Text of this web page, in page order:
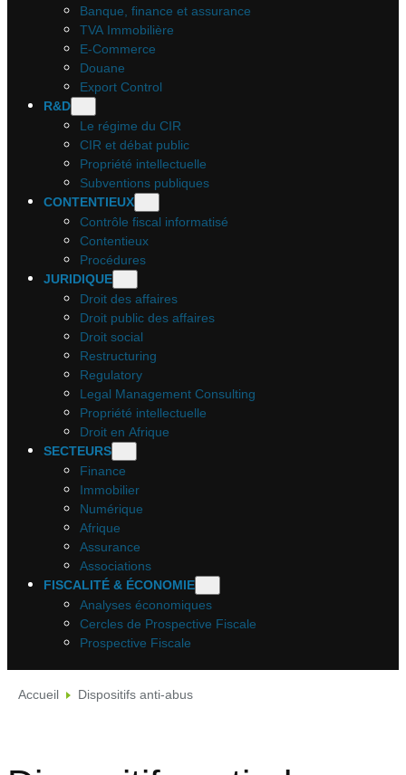
Banque, finance et assurance
TVA Immobilière
E-Commerce
Douane
Export Control
R&D
Le régime du CIR
CIR et débat public
Propriété intellectuelle
Subventions publiques
CONTENTIEUX
Contrôle fiscal informatisé
Contentieux
Procédures
JURIDIQUE
Droit des affaires
Droit public des affaires
Droit social
Restructuring
Regulatory
Legal Management Consulting
Propriété intellectuelle
Droit en Afrique
SECTEURS
Finance
Immobilier
Numérique
Afrique
Assurance
Associations
FISCALITÉ & ÉCONOMIE
Analyses économiques
Cercles de Prospective Fiscale
Prospective Fiscale
Accueil Dispositifs anti-abus